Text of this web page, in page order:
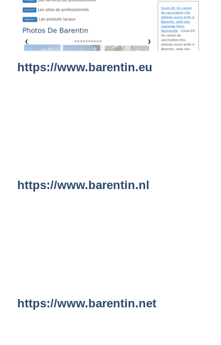
https://www.barentin.eu
https://www.barentin.nl
https://www.barentin.net